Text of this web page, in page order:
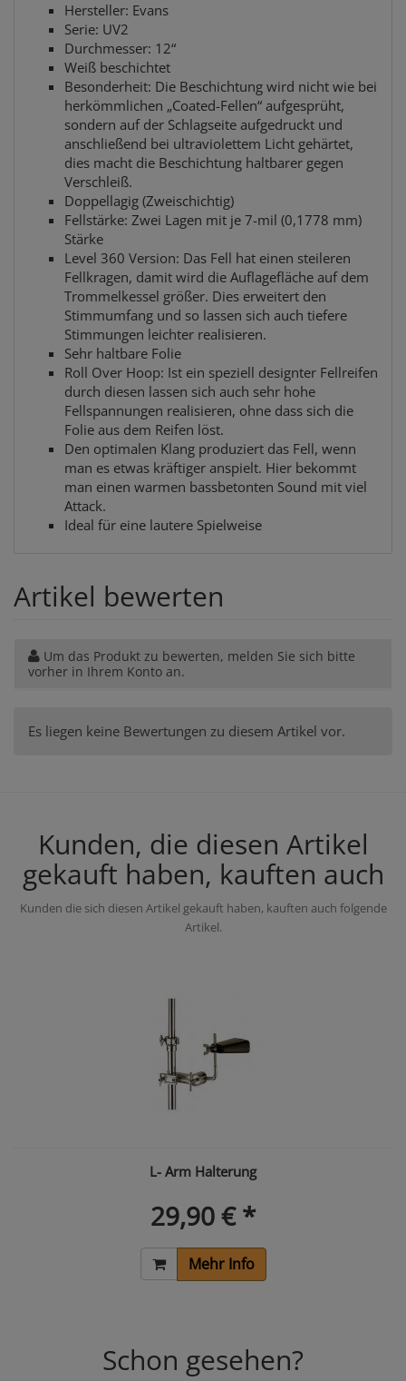
Hersteller: Evans
Serie: UV2
Durchmesser: 12“
Weiß beschichtet
Besonderheit: Die Beschichtung wird nicht wie bei
herkömmlichen „Coated-Fellen“ aufgesprüht,
sondern auf der Schlagseite aufgedruckt und
anschließend bei ultraviolettem Licht gehärtet,
dies macht die Beschichtung haltbarer gegen
Verschleiß.
Doppellagig (Zweischichtig)
Fellstärke: Zwei Lagen mit je 7-mil (0,1778 mm)
Stärke
Level 360 Version: Das Fell hat einen steileren
Fellkragen, damit wird die Auflagefläche auf dem
Trommelkessel größer. Dies erweitert den
Stimmumfang und so lassen sich auch tiefere
Stimmungen leichter realisieren.
Sehr haltbare Folie
Roll Over Hoop: Ist ein speziell designter Fellreifen
durch diesen lassen sich auch sehr hohe
Fellspannungen realisieren, ohne dass sich die
Folie aus dem Reifen löst.
Den optimalen Klang produziert das Fell, wenn
man es etwas kräftiger anspielt. Hier bekommt
man einen warmen bassbetonten Sound mit viel
Attack.
Ideal für eine lautere Spielweise
Artikel bewerten
Um das Produkt zu bewerten, melden Sie sich bitte
vorher in Ihrem Konto an.
Es liegen keine Bewertungen zu diesem Artikel vor.
Kunden, die diesen Artikel
gekauft haben, kauften auch
Kunden die sich diesen Artikel gekauft haben, kauften auch folgende
Artikel.
L- Arm Halterung
29,90 € *
Mehr Info
Schon gesehen?